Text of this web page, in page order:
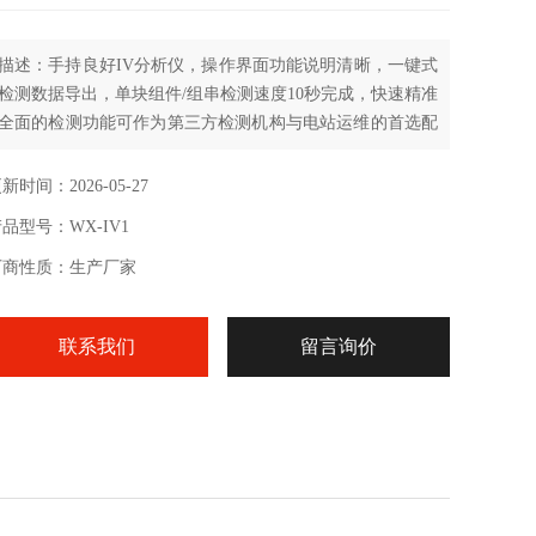
述：手持良好IV分析仪，操作界⾯功能说明清晰，⼀键式
测数据导出，单块组件/组串检测速度10秒完成，快速精准
⾯的检测功能可作为第三⽅检测机构与电站运维的⾸选配
新时间：2026-05-27
品型号：WX-IV1
商性质：生产厂家
联系我们 留言询价